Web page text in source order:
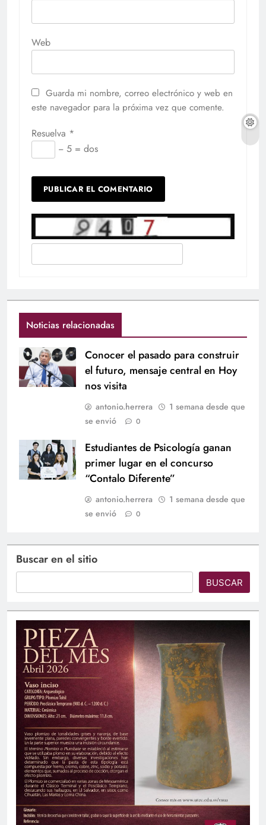
Web
Guarda mi nombre, correo electrónico y web en
este navegador para la próxima vez que comente.
Resuelva *
− 5 = dos
Noticias relacionadas
Conocer el pasado para construir
el futuro, mensaje central en Hoy
nos visita
antonio.herrera
1 semana desde que
se envió
0
Estudiantes de Psicología ganan
primer lugar en el concurso
“Contalo Diferente”
antonio.herrera
1 semana desde que
se envió
0
Buscar en el sitio
BUSCAR